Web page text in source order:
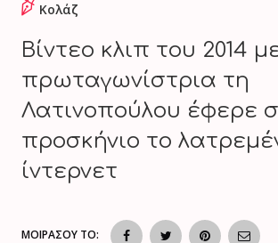
Κολάζ
Βίντεο κλιπ του 2014
πρωταγωνίστρια τη
Λατινοπούλου έφερε
προσκήνιο το
ίντερνετ
ΜΟΙΡΑΣΟΥ ΤΟ: